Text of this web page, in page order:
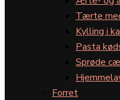
Tærte
Kylling i
Pasta
Sprøde
Forret